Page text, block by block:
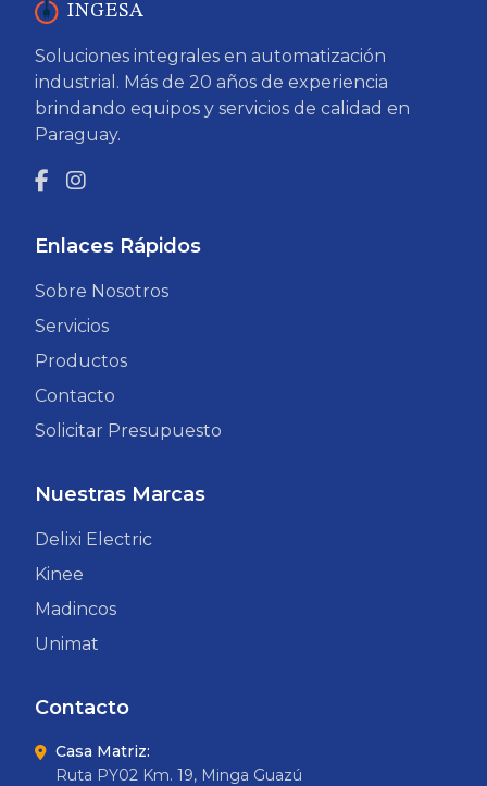
INGESA
Soluciones integrales en automatización
industrial. Más de 20 años de experiencia
brindando equipos y servicios de calidad en
Paraguay.
Enlaces Rápidos
Sobre Nosotros
Servicios
Productos
Contacto
Solicitar Presupuesto
Nuestras Marcas
Delixi Electric
Kinee
Madincos
Unimat
Contacto
Casa Matriz:
Ruta PY02 Km. 19, Minga Guazú